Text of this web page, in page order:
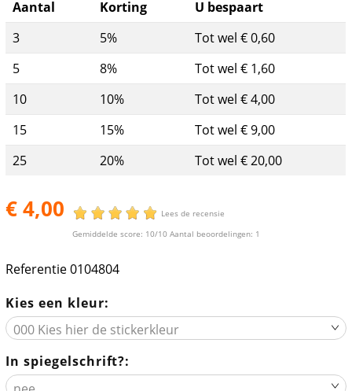
Aantal Korting
U bespaart
3
5%
Tot wel € 0,60
5
8%
Tot wel € 1,60
10
10%
Tot wel € 4,00
15
15%
Tot wel € 9,00
25
20% Tot wel € 20,00
€ 4,00
Lees de recensie
Gemiddelde score: 10/10 Aantal beoordelingen: 1
Referentie0104804
Kies een kleur:
In spiegelschrift?: